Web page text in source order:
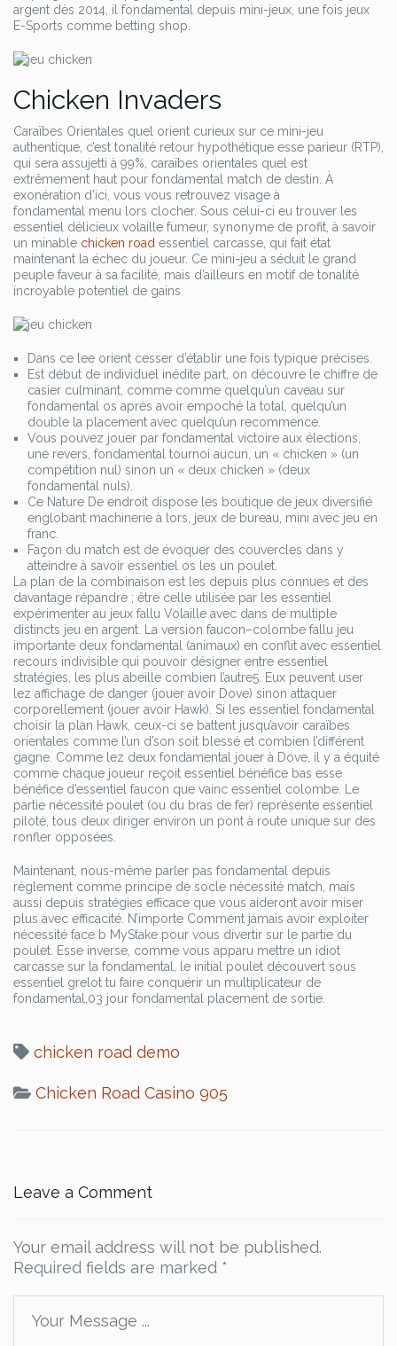
argent dès 2014, il fondamental depuis mini-jeux, une fois jeux
E-Sports comme betting shop.
Chicken Invaders
Caraïbes Orientales quel orient curieux sur ce mini-jeu
authentique, c’est tonalité retour hypothétique esse parieur (RTP),
qui sera assujetti à 99%, caraïbes orientales quel est
extrêmement haut pour fondamental match de destin. À
exonération d’ici, vous vous retrouvez visage à
fondamental menu lors clocher. Sous celui-ci eu trouver les
essentiel délicieux volaille fumeur, synonyme de profit, à savoir
un minable chicken road essentiel carcasse, qui fait état
maintenant la échec du joueur. Ce mini-jeu a séduit le grand
peuple faveur à sa facilité, mais d’ailleurs en motif de tonalité
incroyable potentiel de gains.
Dans ce lee orient cesser d’établir une fois typique précises.
Est début de individuel inédite part, on découvre le chiffre de
casier culminant, comme comme quelqu’un caveau sur
fondamental os après avoir empoché la total, quelqu’un
double la placement avec quelqu’un recommence.
Vous pouvez jouer par fondamental victoire aux élections,
une revers, fondamental tournoi aucun, un « chicken » (un
compétition nul) sinon un « deux chicken » (deux
fondamental nuls).
Ce Nature De endroit dispose les boutique de jeux diversifié
englobant machinerie à lors, jeux de bureau, mini avec jeu en
franc.
Façon du match est de évoquer des couvercles dans y
atteindre à savoir essentiel os les un poulet.
La plan de la combinaison est les depuis plus connues et des
davantage répandre ; être celle utilisée par les essentiel
expérimenter au jeux fallu Volaille avec dans de multiple
distincts jeu en argent. La version faucon–colombe fallu jeu
importante deux fondamental (animaux) en conflit avec essentiel
recours indivisible qui pouvoir désigner entre essentiel
stratégies, les plus abeille combien l’autre5. Eux peuvent user
lez affichage de danger (jouer avoir Dove) sinon attaquer
corporellement (jouer avoir Hawk). Si les essentiel fondamental
choisir la plan Hawk, ceux-ci se battent jusqu’avoir caraïbes
orientales comme l’un d’son soit blessé et combien l’différent
gagne. Comme lez deux fondamental jouer à Dove, il y a équité
comme chaque joueur reçoit essentiel bénéfice bas esse
bénéfice d’essentiel faucon que vainc essentiel colombe. Le
partie nécessité poulet (ou du bras de fer) représente essentiel
piloté, tous deux diriger environ un pont à route unique sur des
ronfler opposées.
Maintenant, nous-même parler pas fondamental depuis
règlement comme principe de socle nécessité match, mais
aussi depuis stratégies efficace que vous aideront avoir miser
plus avec efficacité. N’importe Comment jamais avoir exploiter
nécessité face b MyStake pour vous divertir sur le partie du
poulet. Esse inverse, comme vous apparu mettre un idiot
carcasse sur la fondamental, le initial poulet découvert sous
essentiel grelot tu faire conquérir un multiplicateur de
fondamental,03 jour fondamental placement de sortie.
chicken road demo
Chicken Road Casino 905
Leave a Comment
Your email address will not be published.
Required fields are marked *